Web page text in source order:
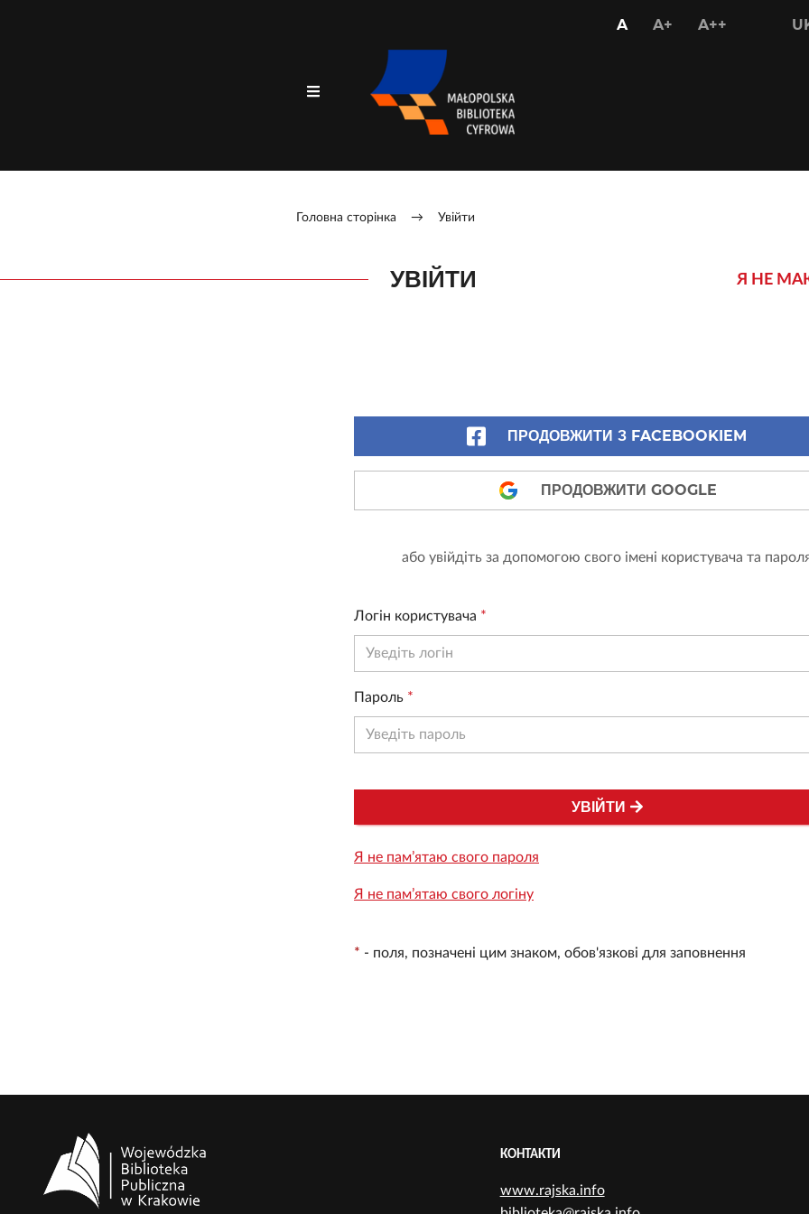
AUSTAW
A+ USTAW
A++
Головна сторінка → Увійти
УВІЙТИ Я НЕ
ПРОДОВЖИТИ З FACEBOOKIEM
ПРОДОВЖИТИ GOOGLE
або увійдіть за допомогою свого імені користувача та
Логін користувача *
Пароль *
УВІЙТИ
Я не пам’ятаю свого пароля
Я не пам’ятаю свого логіну
* - поля, позначені цим знаком, обов'язкові для заповнення
КОНТАКТИ
www.rajska.info